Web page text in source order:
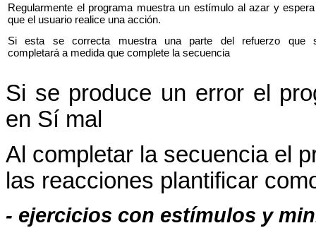
Regularmente el programa muestra un estímulo al azar y
que el usuario realice una acción.
Si esta se correcta muestra una parte del refuerzo que
completará a medida que complete la secuencia
Si se produce un error el
en Sí mal
Al completar la secuencia el
las reacciones plantificar
- ejercicios con estímulos y